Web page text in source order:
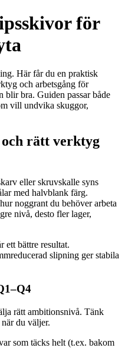
för
Här får du en praktisk
och arbetsgång för
blir bra. Guiden passar både
vill undvika skuggor,
rätt verktyg
eller skruvskalle syns
med halvblank färg.
noggrant du behöver arbeta
nivå, desto fler lager,
ett bättre resultat.
slipning ger stabila
rätt ambitionsnivå. Tänk
du väljer.
som täcks helt (t.ex. bakom